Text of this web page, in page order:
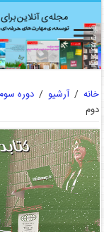
خانه / آرشیو / دوره سوم
دوم